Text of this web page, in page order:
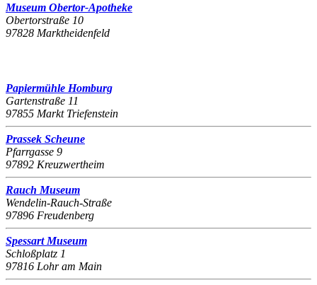
Museum Obertor-Apotheke
Obertorstraße 10
97828 Marktheidenfeld
Papiermühle Homburg
Gartenstraße 11
97855 Markt Triefenstein
Prassek Scheune
Pfarrgasse 9
97892 Kreuzwertheim
Rauch Museum
Wendelin-Rauch-Straße
97896 Freudenberg
Spessart Museum
Schloßplatz 1
97816 Lohr am Main